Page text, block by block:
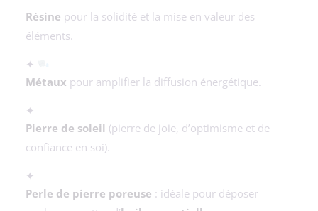
Résine pour la solidité et la mise en valeur des
éléments.
✦
Métaux pour amplifier la diffusion énergétique.
✦
Pierre de soleil (pierre de joie, d’optimisme et de
confiance en soi).
✦
Perle de pierre poreuse : idéale pour déposer